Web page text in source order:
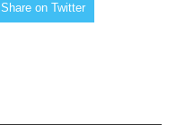
Share on Twitter